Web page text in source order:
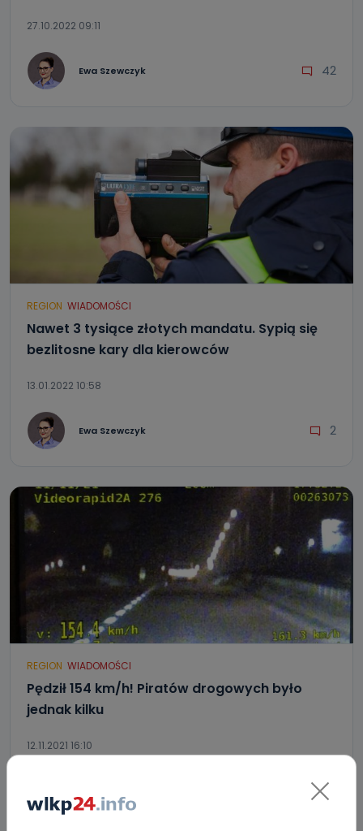
27.10.2022 09:11
Ewa Szewczyk 42
REGION WIADOMOŚCI
Nawet 3 tysiące złotych mandatu. Sypią się
bezlitosne kary dla kierowców
13.01.2022 10:58
Ewa Szewczyk 2
REGION WIADOMOŚCI
Pędził 154 km/h! Piratów drogowych było
jednak kilku
12.11.2021 16:10